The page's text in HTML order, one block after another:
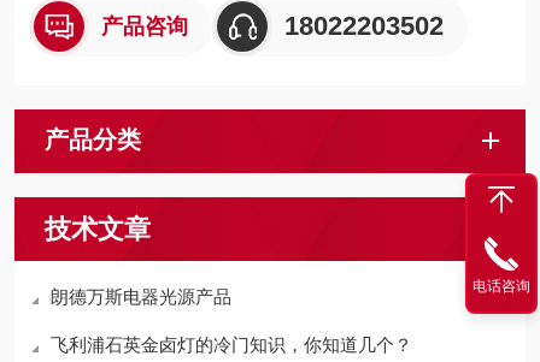
产品咨询 18022203502
产品分类
技术文章
朗德万斯电器光源产品
飞利浦石英金卤灯的冷门知识，你知道几个？
电话咨询